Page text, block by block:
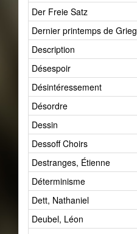
Der Freie Satz
Dernier printemps de Grieg
Description
Désespoir
Désintéressement
Désordre
Dessin
Dessoff Choirs
Destranges, Étienne
Déterminisme
Dett, Nathaniel
Deubel, Léon